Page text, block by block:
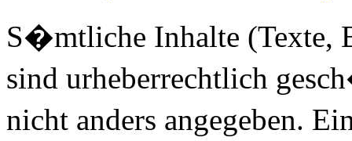
S�mtliche Inhalte (Texte,
sind urheberrechtlich
nicht anders angegeben.